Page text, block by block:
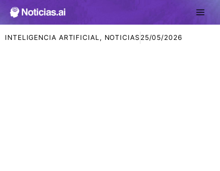
INTELIGENCIA ARTIFICIAL, NOTICIAS 25/05/2026